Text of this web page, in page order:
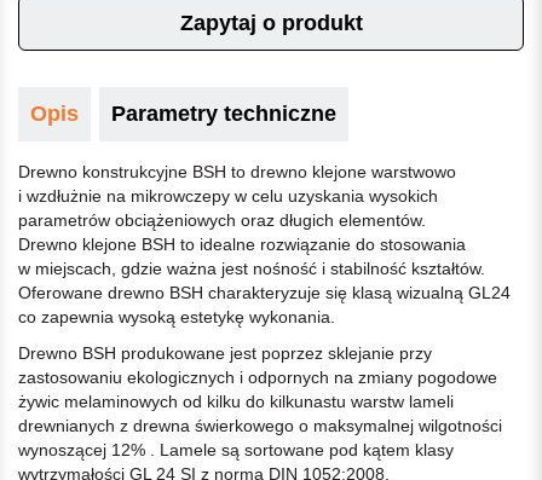
Zapytaj o produkt
Opis Parametry techniczne
Drewno konstrukcyjne BSH to drewno klejone warstwowo
i wzdłużnie na mikrowczepy w celu uzyskania wysokich
parametrów obciążeniowych oraz długich elementów.
Drewno klejone BSH to idealne rozwiązanie do stosowania
w miejscach, gdzie ważna jest nośność i stabilność kształtów.
Oferowane drewno BSH charakteryzuje się klasą wizualną GL24
co zapewnia wysoką estetykę wykonania.
Drewno BSH produkowane jest poprzez sklejanie przy
zastosowaniu ekologicznych i odpornych na zmiany pogodowe
żywic melaminowych od kilku do kilkunastu warstw lameli
drewnianych z drewna świerkowego o maksymalnej wilgotności
wynoszącej 12% . Lamele są sortowane pod kątem klasy
wytrzymałości GL 24 SI z normą DIN 1052:2008.